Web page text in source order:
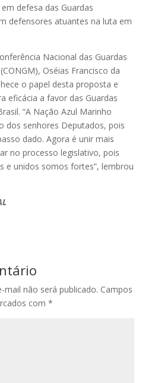
defesa das Guardas
defensores atuantes na luta em
Nacional das Guardas
Oséias Francisco da
o papel desta proposta e
eficácia a favor das Guardas
“A Nação Azul Marinho
dos senhores Deputados, pois
dado. Agora é unir mais
no processo legislativo, pois
e unidos somos fortes”, lembrou
mail não será publicado. Campos
com *